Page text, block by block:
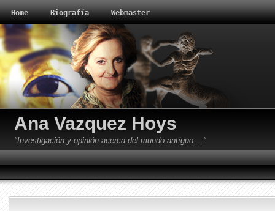
Home Biografía Webmaster
Ana Vazquez Hoys
"Investigación y opinión acerca del mundo antíguo...."